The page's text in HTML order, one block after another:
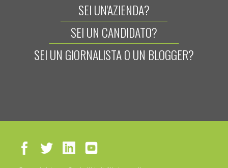
SEI UN'AZIENDA?
SEI UN CANDIDATO?
SEI UN GIORNALISTA O UN BLOGGER?